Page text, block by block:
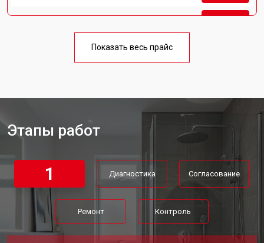
Замена ТЭН водонагревателя Bosch от 5800 ₽ Заказать
Замена клапана давления от 3990 ₽
Ремонт/замена датчика
от 5250 ₽ Заказать
Замена платы управления от 3900 ₽
Замена мембраны от 3749 ₽ Заказать
Показать весь прайс
Этапы работ
1 Диагностика Согласование
Ремонт Контроль